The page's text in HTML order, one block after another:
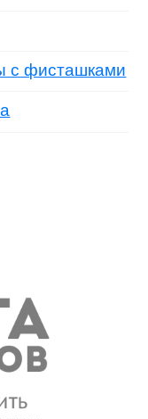
с фисташками